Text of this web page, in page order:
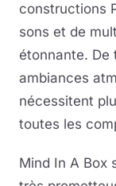
constructions
sons et de
étonnante. De
ambiances
nécessitent
toutes les
Mind In A Box